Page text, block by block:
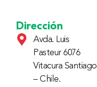
Dirección
Avda. Luis
Pasteur 6076
Vitacura Santiago
– Chile.